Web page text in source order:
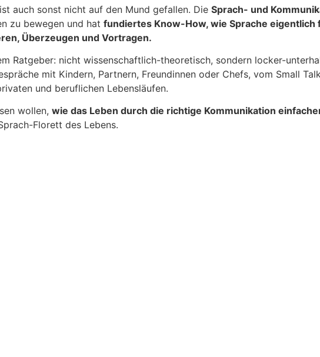
auch sonst nicht auf den Mund gefallen. Die Sprach- und
zu bewegen und hat fundiertes Know-How, wie Sprache eigentlich
Überzeugen und Vortragen.
Ratgeber: nicht wissenschaftlich-theoretisch, sondern locker-
mit Kindern, Partnern, Freundinnen oder Chefs, vom Small
und beruflichen Lebensläufen.
wollen, wie das Leben durch die richtige Kommunikation
Florett des Lebens.